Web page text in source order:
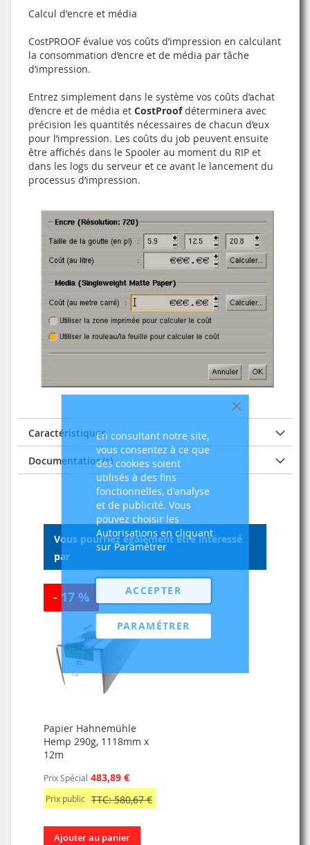
Fermer
En consultant notre site,
vous consentez à ce que
des cookies soient
utilisés à des fins
fonctionnelles, d'analyse
et de publicité. Vous
pouvez choisir les
Autorisations en cliquant
sur Paramétrer
ACCEPTER
PARAMÉTRER
Calcul d'encre et média
CostPROOF évalue vos coûts d’impression en calculant
la consommation d’encre et de média par tâche
d’impression.
Entrez simplement dans le système vos coûts d’achat
d’encre et de média et CostProofdéterminera avec
précision les quantités nécessaires de chacun d’eux
pour l’impression. Les coûts du job peuvent ensuite
être affichés dans le Spooler au moment du RIP et
dans les logs du serveur et ce avant le lancement du
processus d’impression.
Caractéristiques
Documentation(s)
Vous pourriez également être intéressé
par
- 17 %
Papier Hahnemühle
Hemp 290g, 1118mm x
12m
Prix Spécial 483,89 €
Prix public TTC: 580,67 €
Ajouter au panier